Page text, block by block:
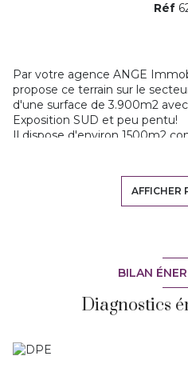
Réf
Par votre agence ANGE
propose ce terrain sur le
d'une surface de 3.900m2
Exposition SUD et peu pentu!
Il dispose d'environ 1500m2
possibles (30 et 20m2). Les
prévoir un assainissement
est en zone naturelle, bordé
amples renseignements. Coup
AFFICHER
BILAN
Diagnostics